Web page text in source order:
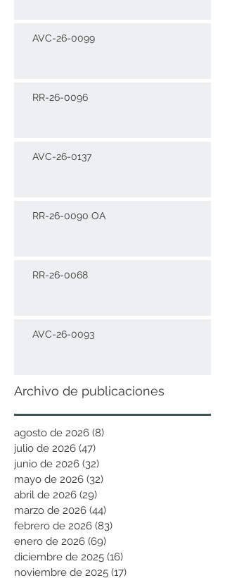
AVC-26-0099
RR-26-0096
AVC-26-0137
RR-26-0090 OA
RR-26-0068
AVC-26-0093
Archivo de publicaciones
agosto de 2026 (8)
julio de 2026 (47)
junio de 2026 (32)
mayo de 2026 (32)
abril de 2026 (29)
marzo de 2026 (44)
febrero de 2026 (83)
enero de 2026 (69)
diciembre de 2025 (16)
noviembre de 2025 (17)